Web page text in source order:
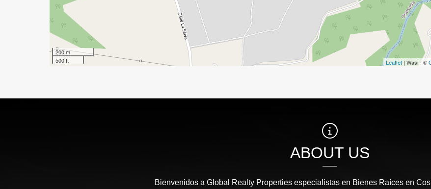
200 m
500 ft
Leaflet | Wasi - ©
ABOUT US
Bienvenidos a Global Realty Properties especialistas en Bienes Raíces en